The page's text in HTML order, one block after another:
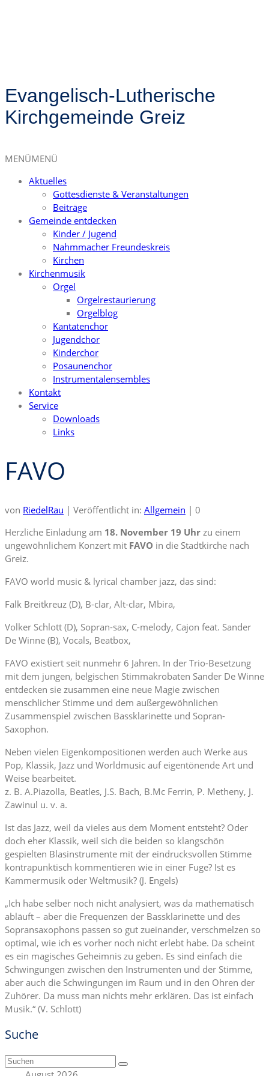
Evangelisch-Lutherische
Kirchgemeinde Greiz
MENÜMENÜ
Aktuelles
Gottesdienste & Veranstaltungen
Beiträge
Gemeinde entdecken
Kinder / Jugend
Nahmmacher Freundeskreis
Kirchen
Kirchenmusik
Orgel
Orgelrestaurierung
Orgelblog
Kantatenchor
Jugendchor
Kinderchor
Posaunenchor
Instrumentalensembles
Kontakt
Service
Downloads
Links
FAVO
von RiedelRau | Veröffentlicht in: Allgemein | 0
Herzliche Einladung am 18. November 19 Uhr zu einem
ungewöhnlichem Konzert mit FAVO in die Stadtkirche nach
Greiz.
FAVO world music & lyrical chamber jazz, das sind:
Falk Breitkreuz (D), B-clar, Alt-clar, Mbira,
Volker Schlott (D), Sopran-sax, C-melody, Cajon feat. Sander
De Winne (B), Vocals, Beatbox,
FAVO existiert seit nunmehr 6 Jahren. In der Trio-Besetzung
mit dem jungen, belgischen Stimmakrobaten Sander De Winne
entdecken sie zusammen eine neue Magie zwischen
menschlicher Stimme und dem außergewöhnlichen
Zusammenspiel zwischen Bassklarinette und Sopran-
Saxophon.
Neben vielen Eigenkompositionen werden auch Werke aus
Pop, Klassik, Jazz und Worldmusic auf eigentönende Art und
Weise bearbeitet.
z. B. A.Piazolla, Beatles, J.S. Bach, B.Mc Ferrin, P. Metheny, J.
Zawinul u. v. a.
Ist das Jazz, weil da vieles aus dem Moment entsteht? Oder
doch eher Klassik, weil sich die beiden so klangschön
gespielten Blasinstrumente mit der eindrucksvollen Stimme
kontrapunktisch kommentieren wie in einer Fuge? Ist es
Kammermusik oder Weltmusik? (J. Engels)
„Ich habe selber noch nicht analysiert, was da mathematisch
abläuft – aber die Frequenzen der Bassklarinette und des
Sopransaxophons passen so gut zueinander, verschmelzen so
optimal, wie ich es vorher noch nicht erlebt habe. Da scheint
es ein magisches Geheimnis zu geben. Es sind einfach die
Schwingungen zwischen den Instrumenten und der Stimme,
aber auch die Schwingungen im Raum und in den Ohren der
Zuhörer. Da muss man nichts mehr erklären. Das ist einfach
Musik.“ (V. Schlott)
Suche
Suchen
nach: